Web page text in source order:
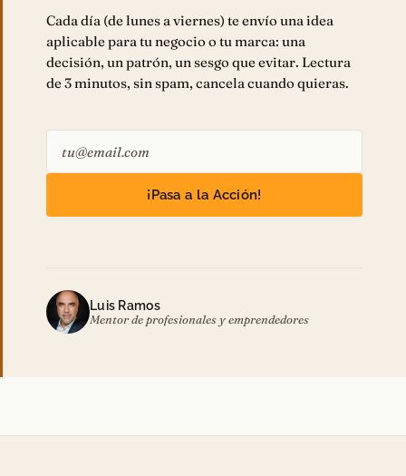
Cada día (de lunes a viernes) te envío una idea
aplicable para tu negocio o tu marca: una
decisión, un patrón, un sesgo que evitar. Lectura
de 3 minutos, sin spam, cancela cuando quieras.
¡Pasa a la Acción!
Luis Ramos
Mentor de profesionales y emprendedores